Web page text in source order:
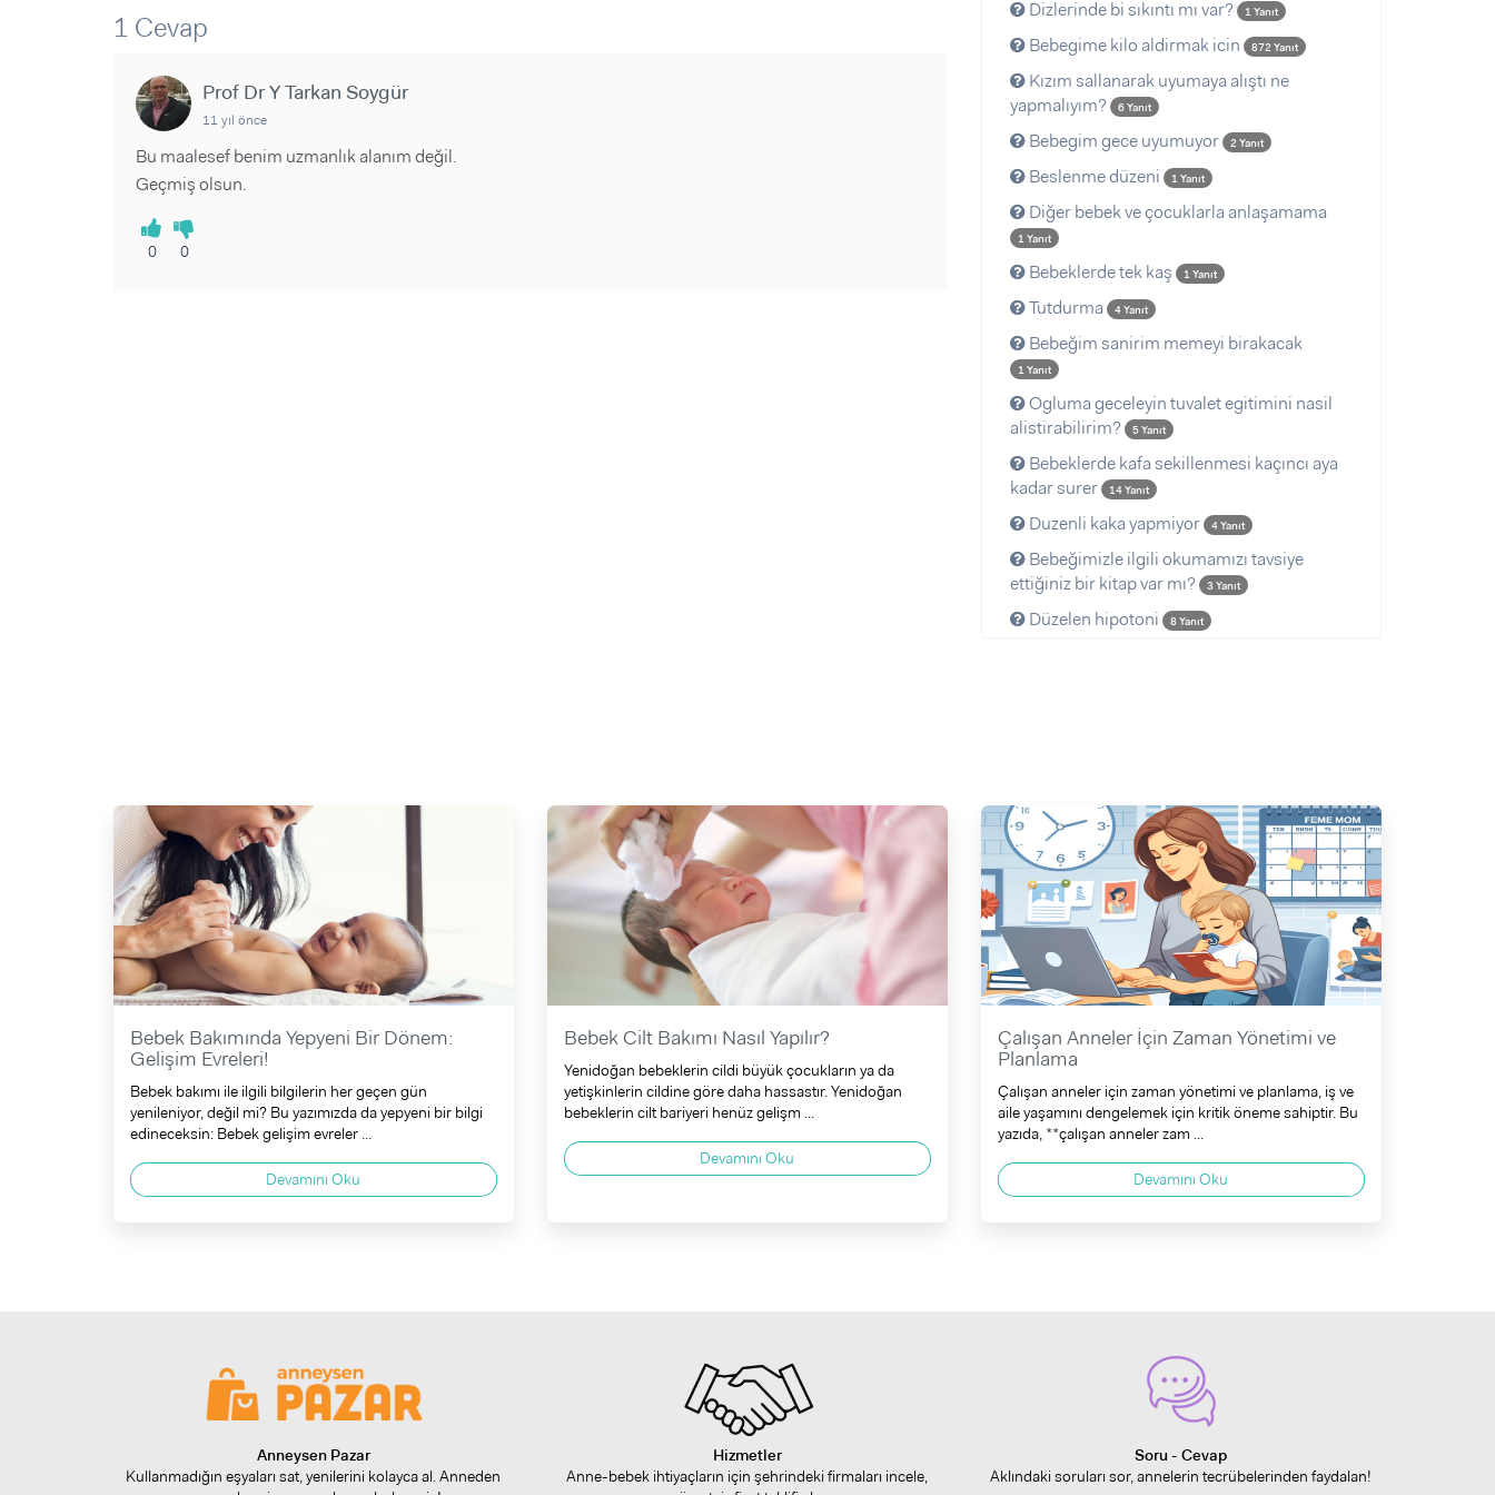
Makaleler
1 Cevap
Prof Dr Y Tarkan Soygür
11 yıl önce
Bu maalesef benim uzmanlık alanım değil.
Geçmiş olsun.
0 0
Dizlerinde bi sıkıntı mı var? 1 Yanıt
Bebegime kilo aldirmak icin 872 Yanıt
Kızım sallanarak uyumaya alıştı ne
yapmalıyım?
6 Yanıt
Bebegim gece uyumuyor 2 Yanıt
Beslenme düzeni 1 Yanıt
Diğer bebek ve çocuklarla anlaşamama
1 Yanıt
Bebeklerde tek kaş 1 Yanıt
Tutdurma 4 Yanıt
Bebeğim sanirim memeyi birakacak
1 Yanıt
Ogluma geceleyin tuvalet egitimini nasil
alistirabilirim?
5 Yanıt
Bebeklerde kafa sekillenmesi kaçıncı aya
kadar surer
14 Yanıt
Duzenli kaka yapmiyor 4 Yanıt
Bebeğimizle ilgili okumamızı tavsiye
ettiğiniz bir kitap var mı?
3 Yanıt
Düzelen hipotoni 8 Yanıt
Bebek Bakımında Yepyeni Bir Dönem:
Gelişim Evreleri!
Bebek bakımı ile ilgili bilgilerin her geçen gün
yenileniyor, değil mi? Bu yazımızda da yepyeni bir bilgi
edineceksin: Bebek gelişim evreler ...
Devamını Oku
Bebek Cilt Bakımı Nasıl Yapılır?
Yenidoğan bebeklerin cildi büyük çocukların ya da
yetişkinlerin cildine göre daha hassastır. Yenidoğan
bebeklerin cilt bariyeri henüz gelişm ...
Devamını Oku
Çalışan Anneler İçin Zaman Yönetimi ve
Planlama
Çalışan anneler için zaman yönetimi ve planlama, iş ve
aile yaşamını dengelemek için kritik öneme sahiptir. Bu
yazıda, **çalışan anneler zam ...
Devamını Oku
Anneysen Pazar
Kullanmadığın eşyaları sat, yenilerini kolayca al. Anneden
Hizmetler
Anne-bebek ihtiyaçların için şehrindeki firmaları incele,
Soru - Cevap
Aklındaki soruları sor, annelerin tecrübelerinden faydalan!